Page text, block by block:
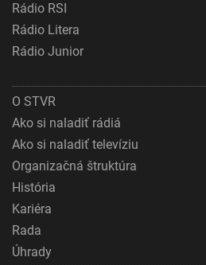
Rádio RSI
Rádio Litera
Rádio Junior
O STVR
Ako si naladiť rádiá
Ako si naladiť televíziu
Organizačná štruktúra
História
Kariéra
Rada
Úhrady